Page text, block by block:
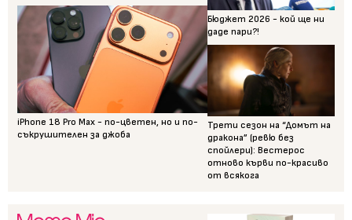
iPhone 18 Pro Max - по-цветен, но и по-
съкрушителен за джоба
Бюджет 2026 - кой ще ни
даде пари?!
Трети сезон на “Домът на
дракона” (ревю без
спойлери): Вестерос
отново кърви по-красиво
от всякога